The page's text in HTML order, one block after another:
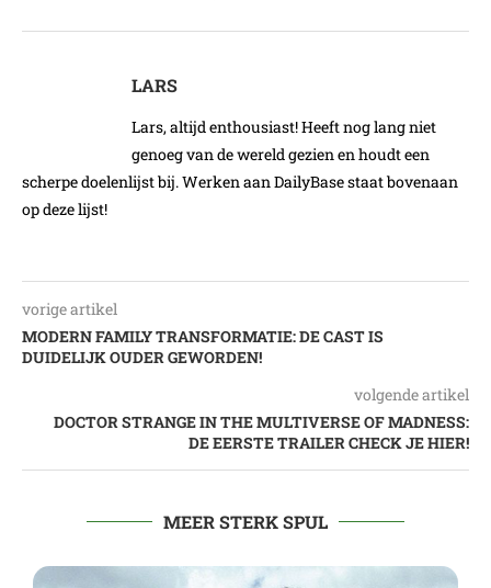
LARS
Lars, altijd enthousiast! Heeft nog lang niet
genoeg van de wereld gezien en houdt een
scherpe doelenlijst bij. Werken aan DailyBase staat bovenaan
op deze lijst!
vorige artikel
MODERN FAMILY TRANSFORMATIE: DE CAST IS
DUIDELIJK OUDER GEWORDEN!
volgende artikel
DOCTOR STRANGE IN THE MULTIVERSE OF MADNESS:
DE EERSTE TRAILER CHECK JE HIER!
MEER STERK SPUL